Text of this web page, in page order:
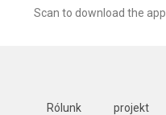
Scan to download the app
Rólunk projekt